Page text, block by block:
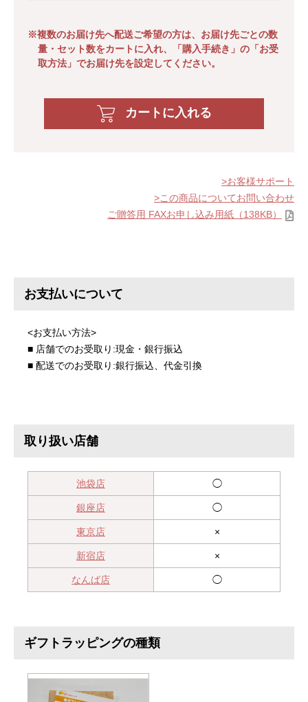
※複数のお届け先へ配送ご希望の方は、お届け先ごとの数
量・セット数をカートに入れ、「購入手続き」の「お受
取方法」でお届け先を設定してください。
カートに入れる
お客様サポート
この商品についてお問い合わせ
ご贈答用 FAXお申し込み用紙（138KB）
お支払いについて
<お支払い方法>
■ 店舗でのお受取り:現金・銀行振込
■ 配送でのお受取り:銀行振込、代金引換
取り扱い店舗
池袋店 ◯
銀座店 ◯
東京店 ×
新宿店 ×
なんば店 ◯
ギフトラッピングの種類